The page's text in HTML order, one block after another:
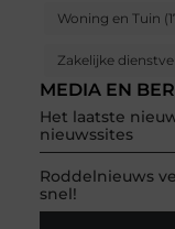
Woning en Tuin
Zakelijke
MEDIA EN
Het laatste
nieuwssites
Roddelnieuws
snel!